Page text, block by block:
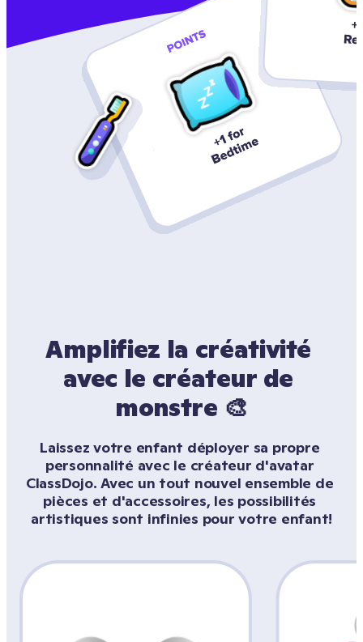
Amplifiez la créativité
avec le créateur de
monstre 🎨
Laissez votre enfant déployer sa propre
personnalité avec le créateur d'avatar
ClassDojo. Avec un tout nouvel ensemble de
pièces et d'accessoires, les possibilités
artistiques sont infinies pour votre enfant!